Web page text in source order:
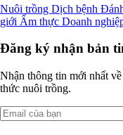
Nuôi trồng Dịch bệnh
giới Ẩm thực Doanh
Đăng ký nhận bản
Nhận thông tin mới nhất
thức nuôi trồng.